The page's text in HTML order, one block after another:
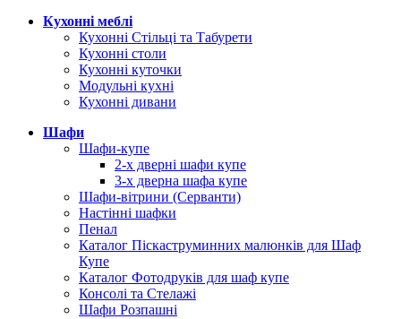
Кухонні меблі
Кухонні Стільці та Табурети
Кухонні столи
Кухонні куточки
Модульні кухні
Кухонні дивани
Шафи
Шафи-купе
2-х дверні шафи купе
3-х дверна шафа купе
Шафи-вітрини (Серванти)
Настінні шафки
Пенал
Каталог Піскаструминних малюнків для Шаф
Купе
Каталог Фотодруків для шаф купе
Консолі та Стелажі
Шафи Розпашні